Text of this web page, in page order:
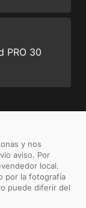
PRO 30
y nos
aviso. Por
local.
por la fotografía
puede diferir del